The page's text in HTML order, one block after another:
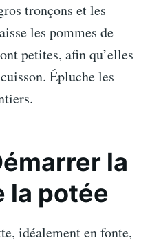
tronçons et les
les pommes de
petites, afin qu’elles
Épluche les
la
la potée
idéalement en fonte,